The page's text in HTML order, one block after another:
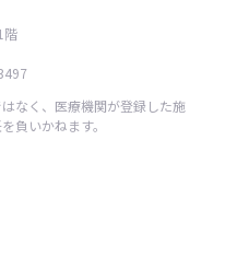
階
なく、医療機関が登録した施
負いかねます。